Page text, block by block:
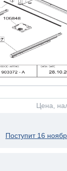
Цена,
Поступит 16